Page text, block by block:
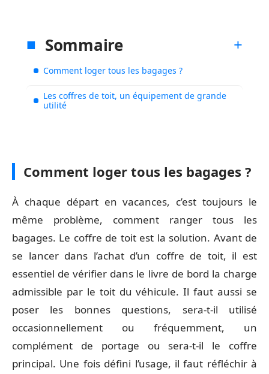
Sommaire
Comment loger tous les bagages ?
Les coffres de toit, un équipement de grande
utilité
Comment loger tous les bagages ?
À chaque départ en vacances, c’est toujours le
même problème, comment ranger tous les
bagages. Le coffre de toit est la solution. Avant de
se lancer dans l’achat d’un coffre de toit, il est
essentiel de vérifier dans le livre de bord la charge
admissible par le toit du véhicule. Il faut aussi se
poser les bonnes questions, sera-t-il utilisé
occasionnellement ou fréquemment, un
complément de portage ou sera-t-il le coffre
principal. Une fois défini l’usage, il faut réfléchir à